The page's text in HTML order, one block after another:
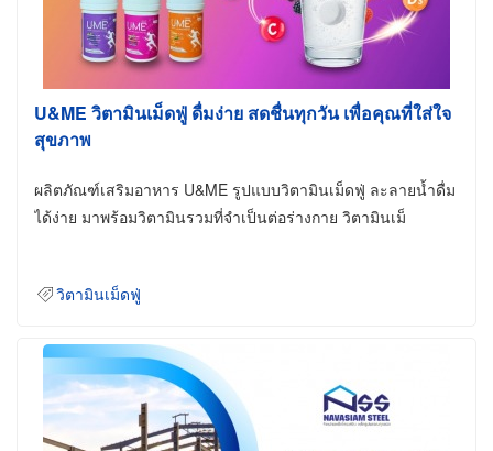
U&ME วิตามินเม็ดฟู่ ดื่มง่าย สดชื่นทุกวัน เพื่อคุณที่ใส่ใจ
สุขภาพ
ผลิตภัณฑ์เสริมอาหาร U&ME รูปแบบวิตามินเม็ดฟู่ ละลายน้ำดื่ม
ได้ง่าย มาพร้อมวิตามินรวมที่จำเป็นต่อร่างกาย วิตามินเม็
วิตามินเม็ดฟู่